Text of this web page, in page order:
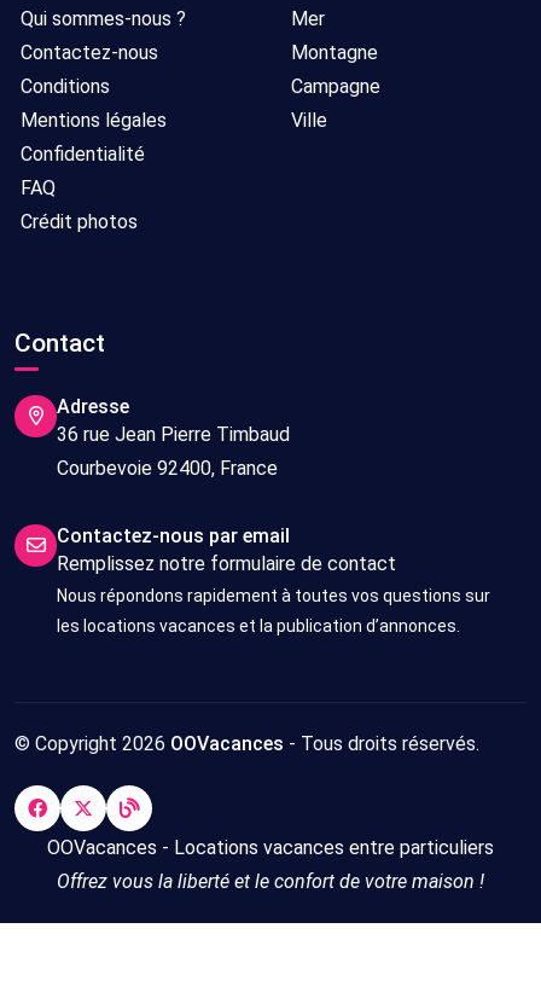
Qui sommes-nous ?
Contactez-nous
Conditions
Mentions légales
Confidentialité
FAQ
Crédit photos
Mer
Montagne
Campagne
Ville
Contact
Adresse
36 rue Jean Pierre Timbaud
Courbevoie 92400, France
Contactez-nous par email
Remplissez notre formulaire de contact
Nous répondons rapidement à toutes vos questions sur
les locations vacances et la publication d’annonces.
© Copyright 2026 OOVacances - Tous droits réservés.
OOVacances - Locations vacances entre particuliers
Offrez vous la liberté et le confort de votre maison !